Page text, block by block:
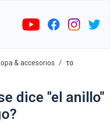
& accesorios
το
dice "el anillo"